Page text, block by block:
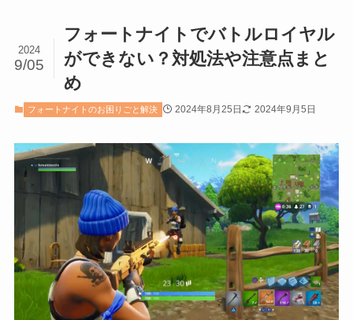
フォートナイトでバトルロイヤル
ができない？対処法や注意点まと
め
2024
9/05
フォートナイトのお困りごと解決 2024年8月25日 2024年9月5日